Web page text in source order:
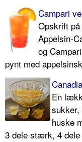
Campari
Opskrift
Appelsin-
og
pynt med
En
sukker,
huske
3 dele stærk, 4